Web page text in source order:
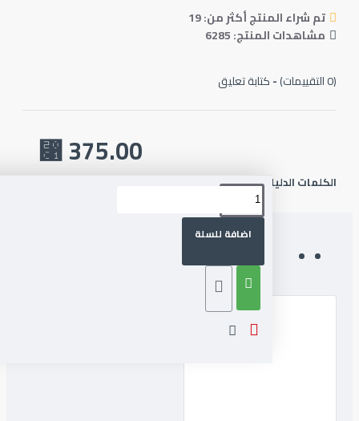
تم شراء المنتج أكثر من: 19
مشاهدات المنتج: 6285
-كتابة تعليق
375.00 ⃁
اضافة للسلة
الدليليلة : Razer Gold